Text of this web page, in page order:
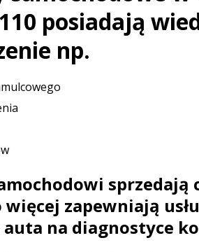
[ 21 lipca 2026 ] Palou wygrywa
[ 30 lipca 2026 ]
Kia Sportage –
PIERWSZE JAZDY
posiadają
np.
sprzedają
więcej zapewniają
na diagnostyce